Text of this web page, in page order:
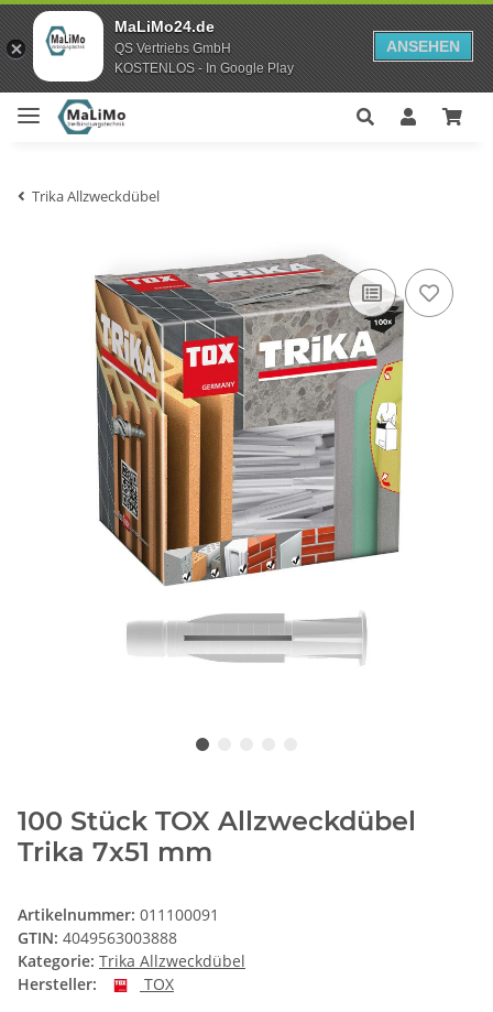
MaLiMo24.de
QS Vertriebs GmbH
KOSTENLOS - In Google Play
ANSEHEN
Trika Allzweckdübel
100 Stück TOX Allzweckdübel
Trika 7x51 mm
Artikelnummer: 011100091
GTIN: 4049563003888
Kategorie: Trika Allzweckdübel
Hersteller:
TOX